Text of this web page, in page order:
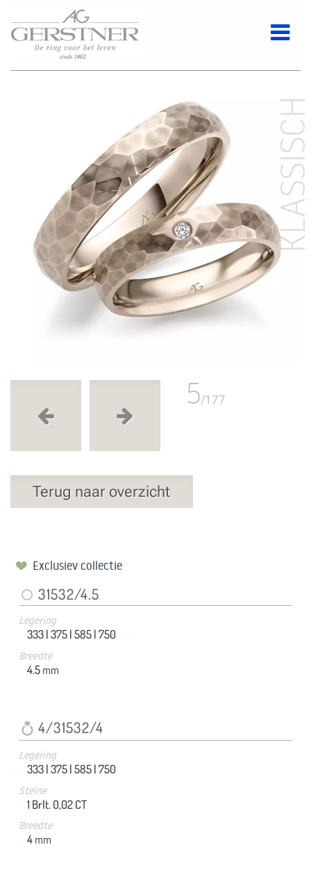
5/177
Terug naar overzicht
Exclusiev collectie
31532/4.5
Legering
333 |375 |585 |750
Breedte
4.5 mm
4/31532/4
Legering
333 |375 |585 |750
Steine
1 Brlt. 0,02 CT
Breedte
4 mm